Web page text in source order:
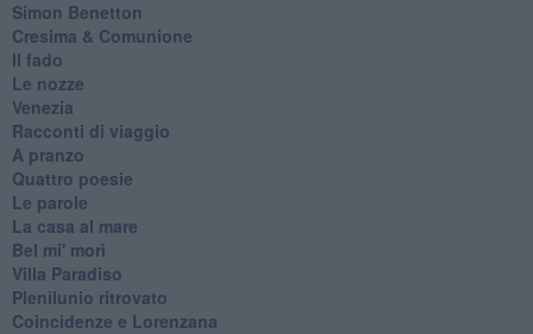
Simon Benetton
Cresima & Comunione
Il fado
Le nozze
Venezia
Racconti di viaggio
A pranzo
Quattro poesie
Le parole
La casa al mare
Bel mi' morì
Villa Paradiso
Plenilunio ritrovato
Coincidenze e Lorenzana